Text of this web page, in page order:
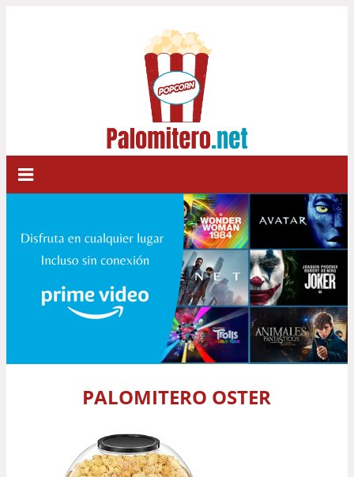
PALOMITERO OSTER